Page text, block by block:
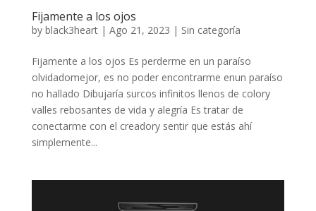
Fijamente a los ojos
by black3heart| Ago 21, 2023 | Sin categoría
Fijamente a los ojos Es perderme en un paraíso
olvidadomejor, es no poder encontrarme enun paraíso
no hallado Dibujaría surcos infinitos llenos de colory
valles rebosantes de vida y alegría Es tratar de
conectarme con el creadory sentir que estás ahí
simplemente...